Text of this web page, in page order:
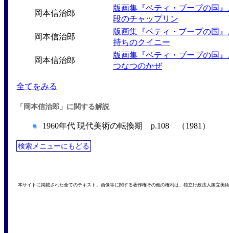
岡本信治郎
版画集『ベティ・ブープの国
段のチャップリン
岡本信治郎
版画集『ベティ・ブープの国
持ちのクイニー
岡本信治郎
版画集『ベティ・ブープの国
つなつのかぜ
全てをみる
「岡本信治郎」に関する解説
1960年代 現代美術の転換期 p.108 （1981）
検索メニューにもどる
本サイトに掲載された全てのテキスト、画像等に関する著作権その他の権利は、独立行政法人国立